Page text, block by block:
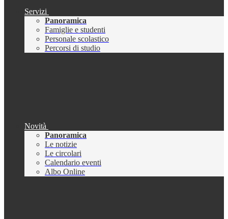
Servizi
Panoramica
Famiglie e studenti
Personale scolastico
Percorsi di studio
Novità
Panoramica
Le notizie
Le circolari
Calendario eventi
Albo Online